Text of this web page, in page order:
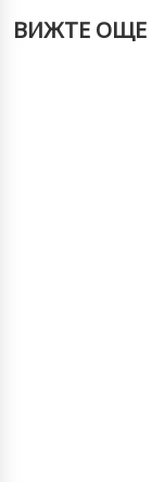
ВИЖТЕ